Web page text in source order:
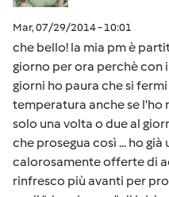
Mar, 07/29/2014 - 10:01
che bello! la mia pm è
giorno per ora perchè
giorni ho paura che si
temperatura anche se l'ho
solo una volta o due al
che prosegua così ... ho
calorosamente offerte di
rinfresco più avanti per